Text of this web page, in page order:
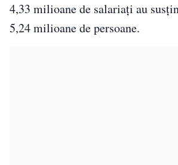
4,33 milioane de salariaţi au
5,24 milioane de persoane.